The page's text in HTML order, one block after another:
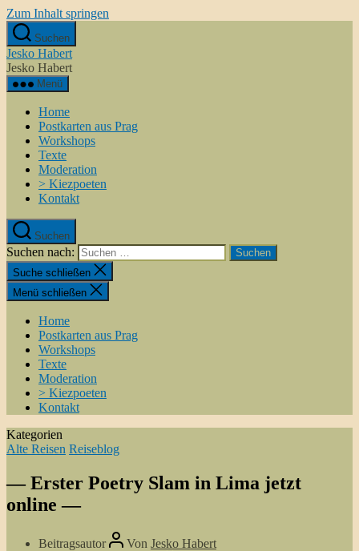
Zum Inhalt springen
Suchen
Jesko Habert
Jesko Habert
Menü
Home
Postkarten aus Prag
Workshops
Texte
Moderation
> Kiezpoeten
Kontakt
Suchen
Suchen nach:
Suche schließen
Menü schließen
Home
Postkarten aus Prag
Workshops
Texte
Moderation
> Kiezpoeten
Kontakt
Kategorien
Alte Reisen Reiseblog
— Erster Poetry Slam in Lima jetzt
online —
Beitragsautor Von Jesko Habert